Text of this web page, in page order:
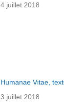
4 juillet 2018
Humanae Vitae,
3 juillet 2018